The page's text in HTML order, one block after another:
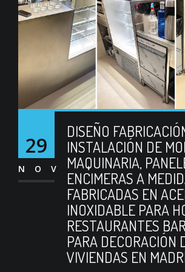
29
NOV
DISEÑO
INSTALACIÓN DE
MAQUINARIA,
ENCIMERAS A
FABRICADAS EN
INOXIDABLE PARA
RESTAURANTES
PARA DECORACIÓN
VIVIENDAS EN